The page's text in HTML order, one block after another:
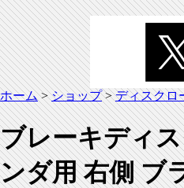
ホーム>ショップ>ディスクロ
ブレーキディ
ンダ用 右側 ブ